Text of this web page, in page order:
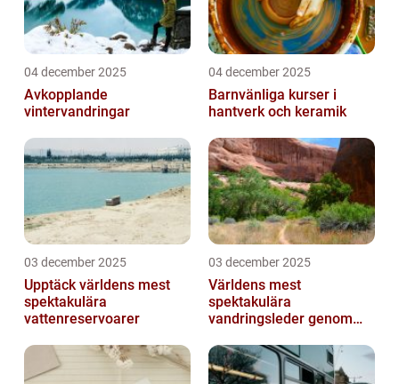
04 december 2025
Avkopplande
vintervandringar
04 december 2025
Barnvänliga kurser i
hantverk och keramik
03 december 2025
Upptäck världens mest
spektakulära
vattenreservoarer
03 december 2025
Världens mest
spektakulära
vandringsleder genom